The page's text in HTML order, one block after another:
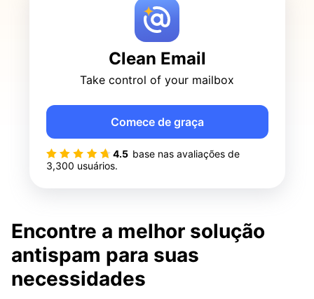
Clean Email
Take control of your mailbox
4.5 base nas avaliações de
3,300 usuários.
Comece de graça
Encontre a melhor solução
antispam para suas
necessidades